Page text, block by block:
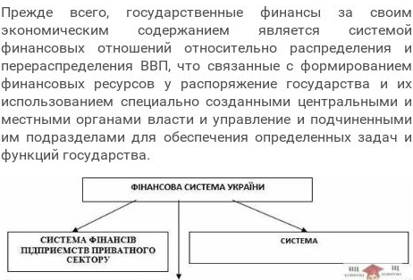
Прежде всего, государственные финансы за своим
экономическим содержанием является системой
финансовых отношений относительно распределения и
перераспределения ВВП, что связанные с формированием
финансовых ресурсов у распоряжение государства и их
использованием специально созданными центральными и
местными органами власти и управление и подчиненными
им подразделами для обеспечения определенных задач и
функций государства.